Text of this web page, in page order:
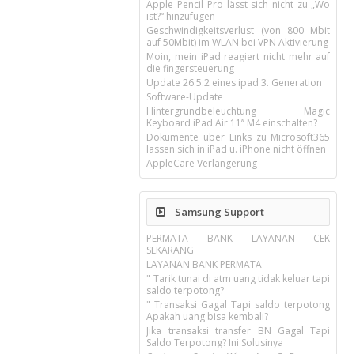
Apple Pencil Pro lässt sich nicht zu „Wo
ist?“ hinzufügen
Geschwindigkeitsverlust (von 800 Mbit
auf 50Mbit) im WLAN bei VPN Aktivierung
Moin, mein iPad reagiert nicht mehr auf
die fingersteuerung
Update 26.5.2 eines ipad 3. Generation
Software-Update
Hintergrundbeleuchtung Magic
Keyboard iPad Air 11’’ M4 einschalten?
Dokumente über Links zu Microsoft365
lassen sich in iPad u. iPhone nicht öffnen
AppleCare Verlängerung
Samsung Support
PERMATA BANK LAYANAN CEK
SEKARANG
LAYANAN BANK PERMATA
" Tarik tunai di atm uang tidak keluar tapi
saldo terpotong?
" Transaksi Gagal Tapi saldo terpotong
Apakah uang bisa kembali?
Jika transaksi transfer BN Gagal Tapi
Saldo Terpotong? Ini Solusinya